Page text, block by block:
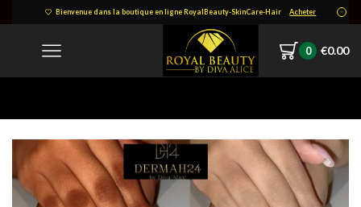
Bienvenue dans la boutique en ligne RoyalBeauty-SkinCare-Hair Acheter
0 €0.00